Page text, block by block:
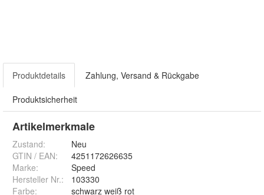
Produktdetails Zahlung, Versand & Rückgabe
Produktsicherheit
Artikelmerkmale
Zustand:
Neu
GTIN / EAN:
4251172626635
Marke:
Speed
Hersteller Nr.:
103330
Farbe:
schwarz weiß rot